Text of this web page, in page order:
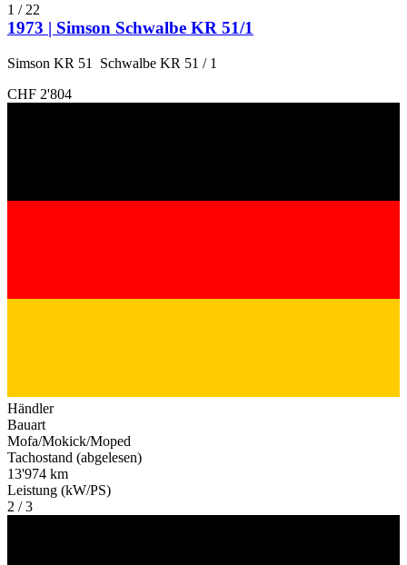
1 / 22
1973 | Simson Schwalbe KR 51/1
Simson KR 51 Schwalbe KR 51 / 1
CHF 2'804
Händler
Bauart
Mofa/Mokick/Moped
Tachostand (abgelesen)
13'974 km
Leistung (kW/PS)
2 / 3